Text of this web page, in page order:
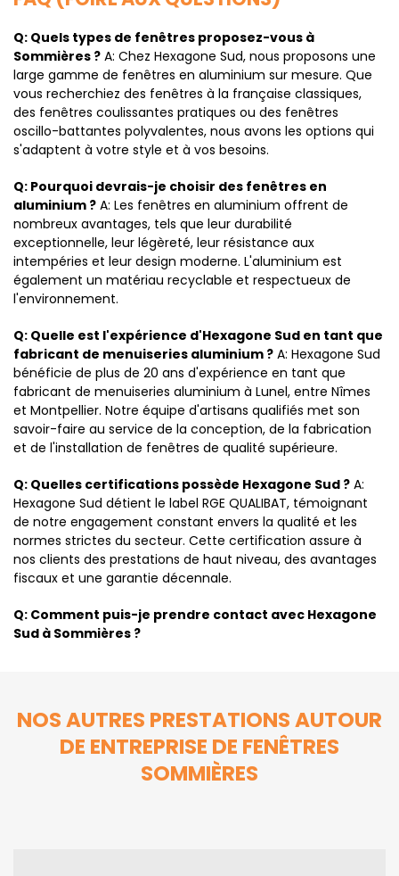
Q: Quels types de fenêtres proposez-vous à
Sommières ? A: Chez Hexagone Sud, nous proposons une
large gamme de fenêtres en aluminium sur mesure. Que
vous recherchiez des fenêtres à la française classiques,
des fenêtres coulissantes pratiques ou des fenêtres
oscillo-battantes polyvalentes, nous avons les options qui
s'adaptent à votre style et à vos besoins.
Q: Pourquoi devrais-je choisir des fenêtres en
aluminium ? A: Les fenêtres en aluminium offrent de
nombreux avantages, tels que leur durabilité
exceptionnelle, leur légèreté, leur résistance aux
intempéries et leur design moderne. L'aluminium est
également un matériau recyclable et respectueux de
l'environnement.
Q: Quelle est l'expérience d'Hexagone Sud en tant que
fabricant de menuiseries aluminium ? A: Hexagone Sud
bénéficie de plus de 20 ans d'expérience en tant que
fabricant de menuiseries aluminium à Lunel, entre Nîmes
et Montpellier. Notre équipe d'artisans qualifiés met son
savoir-faire au service de la conception, de la fabrication
et de l'installation de fenêtres de qualité supérieure.
Q: Quelles certifications possède Hexagone Sud ? A:
Hexagone Sud détient le label RGE QUALIBAT, témoignant
de notre engagement constant envers la qualité et les
normes strictes du secteur. Cette certification assure à
nos clients des prestations de haut niveau, des avantages
fiscaux et une garantie décennale.
Q: Comment puis-je prendre contact avec Hexagone
Sud à Sommières ?
NOS AUTRES PRESTATIONS AUTOUR
DE ENTREPRISE DE FENÊTRES
SOMMIÈRES